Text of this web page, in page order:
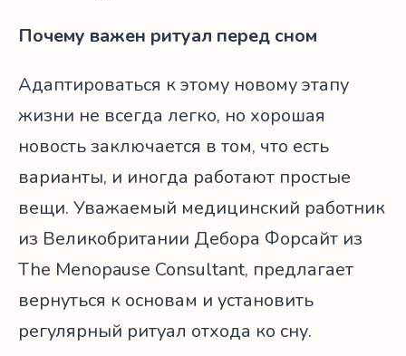
Почему важен ритуал перед сном
Адаптироваться к этому новому этапу
жизни не всегда легко, но хорошая
новость заключается в том, что есть
варианты, и иногда работают простые
вещи. Уважаемый медицинский работник
из Великобритании Дебора Форсайт из
The Menopause Consultant, предлагает
вернуться к основам и установить
регулярный ритуал отхода ко сну.